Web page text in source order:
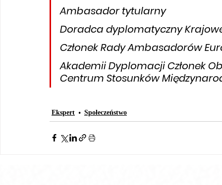
Ambasador tytularny
Doradca dyplomatyczny
Członek Rady Ambasadorów
Akademii Dyplomacji Członek
Centrum Stosunków
Ekspert Społeczeństwo